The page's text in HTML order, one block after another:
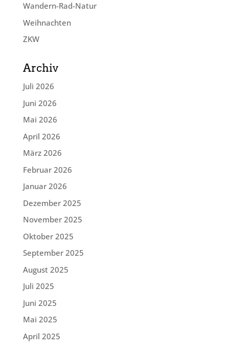
Wandern-Rad-Natur
Weihnachten
ZKW
Archiv
Juli 2026
Juni 2026
Mai 2026
April 2026
März 2026
Februar 2026
Januar 2026
Dezember 2025
November 2025
Oktober 2025
September 2025
August 2025
Juli 2025
Juni 2025
Mai 2025
April 2025